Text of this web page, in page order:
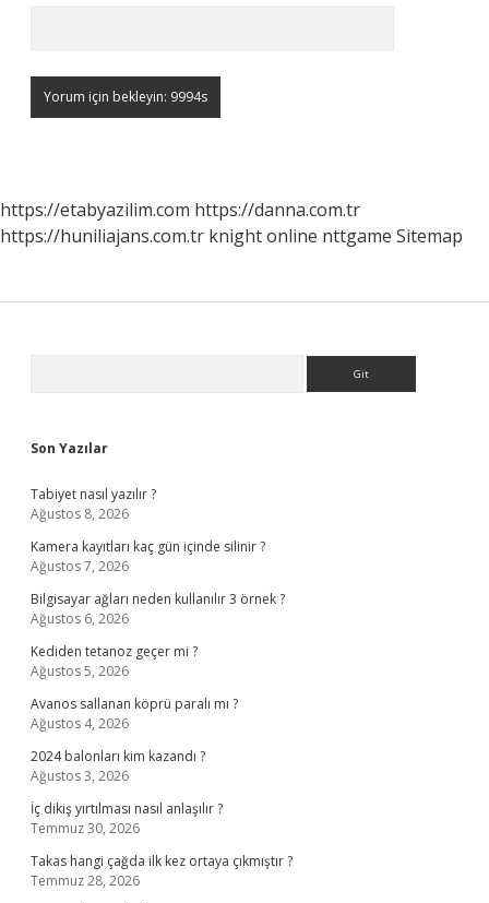
https://etabyazilim.com https://danna.com.tr
https://huniliajans.com.tr knight online nttgame Sitemap
Son Yazılar
Tabiyet nasıl yazılır ?
Ağustos 8, 2026
Kamera kayıtları kaç gün içinde silinir ?
Ağustos 7, 2026
Bilgisayar ağları neden kullanılır 3 örnek ?
Ağustos 6, 2026
Kediden tetanoz geçer mi ?
Ağustos 5, 2026
Avanos sallanan köprü paralı mı ?
Ağustos 4, 2026
2024 balonları kim kazandı ?
Ağustos 3, 2026
İç dikiş yırtılması nasıl anlaşılır ?
Temmuz 30, 2026
Takas hangi çağda ilk kez ortaya çıkmıştır ?
Temmuz 28, 2026